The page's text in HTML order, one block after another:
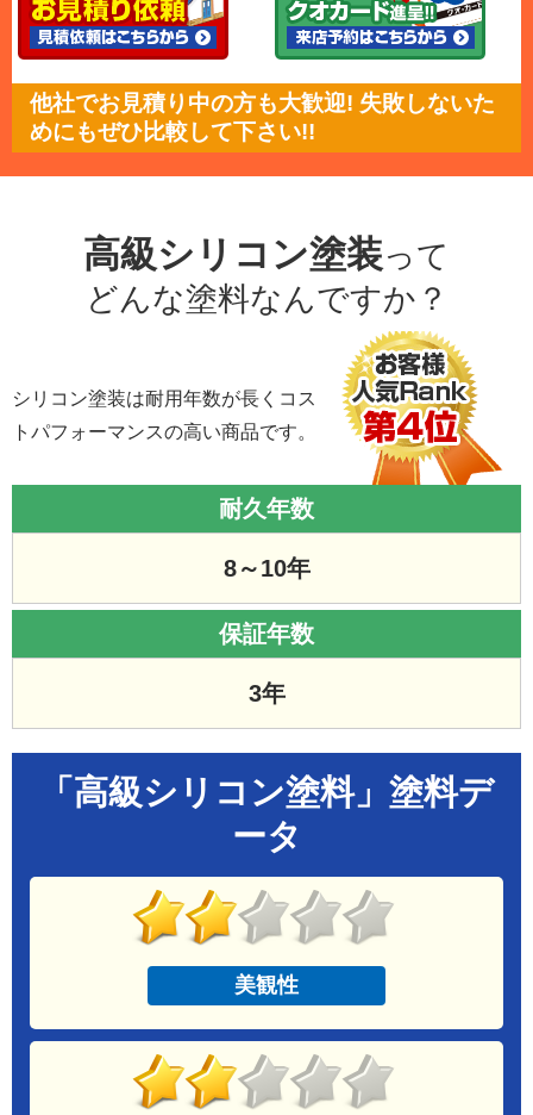
他社でお見積り中の方も大歓迎! 失敗しないた
めにもぜひ比較して下さい!!
高級シリコン塗装って
どんな塗料なんですか？
シリコン塗装は耐用年数が長くコス
トパフォーマンスの高い商品です。
耐久年数
8～10年
保証年数
3年
「高級シリコン塗料」塗料デ
ータ
美観性